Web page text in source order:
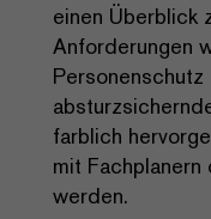
einen Überblick
Anforderungen
farblich
mit
werden.